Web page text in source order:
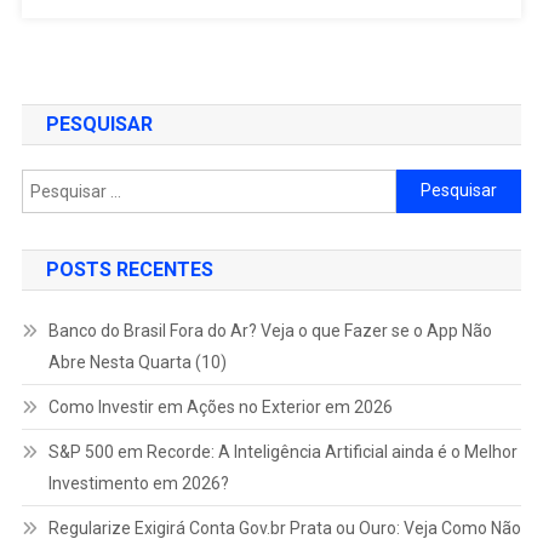
PESQUISAR
Pesquisar
por:
POSTS RECENTES
Banco do Brasil Fora do Ar? Veja o que Fazer se o App Não
Abre Nesta Quarta (10)
Como Investir em Ações no Exterior em 2026
S&P 500 em Recorde: A Inteligência Artificial ainda é o Melhor
Investimento em 2026?
Regularize Exigirá Conta Gov.br Prata ou Ouro: Veja Como Não